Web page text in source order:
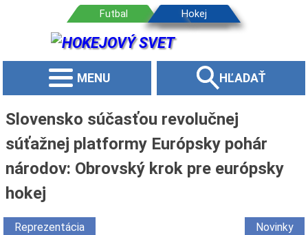
MENU HĽADAŤ
Slovensko súčasťou revolučnej
súťažnej platformy Európsky pohár
národov: Obrovský krok pre európsky
hokej
Reprezentácia Novinky